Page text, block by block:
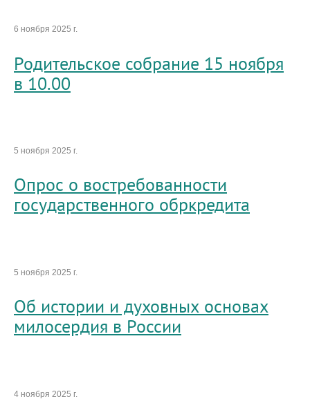
6 ноября 2025 г.
Родительское собрание 15 ноября
в 10.00
5 ноября 2025 г.
Опрос о востребованности
государственного обркредита
5 ноября 2025 г.
Об истории и духовных основах
милосердия в России
4 ноября 2025 г.